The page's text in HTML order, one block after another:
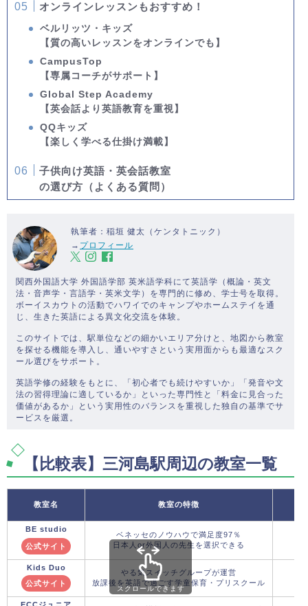
オンラインレッスンもおすすめ！
ベルリッツ・キッズ
【質の高いレッスンをオンラインでも】
CampusTop
【専属コーチがサポート】
Global Step Academy
【英会話より英語教育を重視】
QQキッズ
【楽しく学べる仕掛け満載】
子供向け英語・英会話教室
の選び方（よくある質問）
執筆者：稲垣 健太（ケンタトニック）
→ プロフィール
関西外国語大学 外国語学部 英米語学科にて英語学（概論・英文
法・音声学・言語学・英米文学）を専門的に修め、学士号を取得。
ボーイスカウトの活動でハワイでのキャンプやホームステイを通
じ、生きた英語による異文化交流を体験。
このサイトでは、駅単位などの細かいエリア分けと、地図から教室
を探せる機能を導入し、通いやすさという実用面からも最適なスク
ール選びをサポート。
英語学修の経験をもとに、「初心者でも続けやすいか」「発音や文
法の習得理論に適しているか」といった専門性と「料金に見合った
価値があるか」という実用性のバランスを重視した独自の基準でサ
ービスを厳選。
【比較表】三河島駅周辺の教室一覧
教室名 教室の特徴
BE studio
公式サイト
ベネッセのノウハウで満足度97％
日本人or外国人の先生を選択できる
Kids Duo
公式サイト
やる気スイッチグループが運営
放課後を英語で過ごす学童保育・プリスクール
スクロールできます